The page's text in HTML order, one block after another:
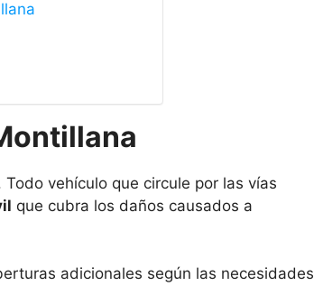
vehículo que circule por las vías
que cubra los daños causados a
adicionales según las necesidades